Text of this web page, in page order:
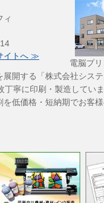
ィ
イトへ ≫
電脳プ
開する「株式会社システ
丁寧に印刷・製造してい
低価格・短納期でお客